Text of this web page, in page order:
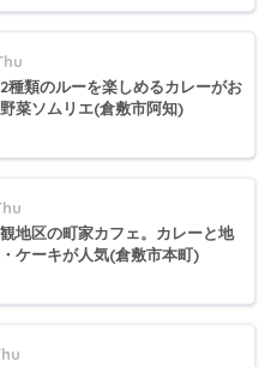
2種類のルーを楽しめるカレーがお
菜ソムリエ(倉敷市阿知)
観地区の町家カフェ。カレーと地
ケーキが人気(倉敷市本町)